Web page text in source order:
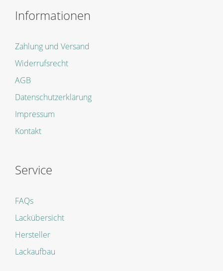
Informationen
Zahlung und Versand
Widerrufsrecht
AGB
Datenschutzerklärung
Impressum
Kontakt
Service
FAQs
Lackübersicht
Hersteller
Lackaufbau